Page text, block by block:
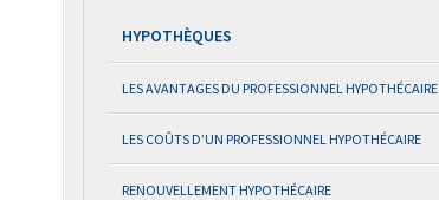
HYPOTHÈQUES
LES AVANTAGES DU PROFESSIONNEL HYPOTHÉCAIRE
LES COÛTS D’UN PROFESSIONNEL HYPOTHÉCAIRE
RENOUVELLEMENT HYPOTHÉCAIRE